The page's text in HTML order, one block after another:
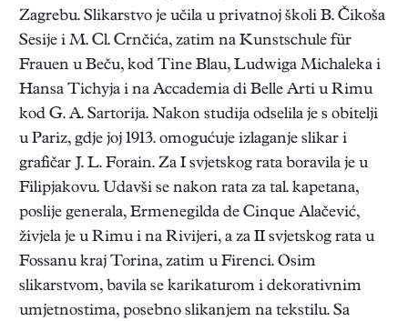
Zagrebu. Slikarstvo je učila u privatnoj školi B. Čikoša
Sesije i M. Cl. Crnčića, zatim na Kunstschule für
Frauen u Beču, kod Tine Blau, Ludwiga Michaleka i
Hansa Tichyja i na Accademia di Belle Arti u Rimu
kod G. A. Sartorija. Nakon studija odselila je s obitelji
u Pariz, gdje joj 1913. omogućuje izlaganje slikar i
grafičar J. L. Forain. Za I svjetskog rata boravila je u
Filipjakovu. Udavši se nakon rata za tal. kapetana,
poslije generala, Ermenegilda de Cinque Alačević,
živjela je u Rimu i na Rivijeri, a za II svjetskog rata u
Fossanu kraj Torina, zatim u Firenci. Osim
slikarstvom, bavila se karikaturom i dekorativnim
umjetnostima, posebno slikanjem na tekstilu. Sa